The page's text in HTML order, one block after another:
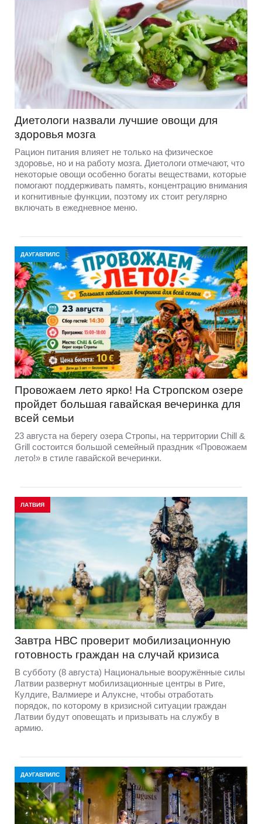
Диетологи назвали лучшие овощи для
здоровья мозга
Рацион питания влияет не только на физическое
здоровье, но и на работу мозга. Диетологи отмечают, что
некоторые овощи особенно богаты веществами, которые
помогают поддерживать память, концентрацию внимания
и когнитивные функции, поэтому их стоит регулярно
включать в ежедневное меню.
ДАУГАВПИЛС
Провожаем лето ярко! На Стропском озере
пройдет большая гавайская вечеринка для
всей семьи
23 августа на берегу озера Стропы, на территории Chill &
Grill состоится большой семейный праздник «Провожаем
лето!» в стиле гавайской вечеринки.
ЛАТВИЯ
Завтра НВС проверит мобилизационную
готовность граждан на случай кризиса
В субботу (8 августа) Национальные вооружённые силы
Латвии развернут мобилизационные центры в Риге,
Кулдиге, Валмиере и Алуксне, чтобы отработать
порядок, по которому в кризисной ситуации граждан
Латвии будут оповещать и призывать на службу в
армию.
ДАУГАВПИЛС